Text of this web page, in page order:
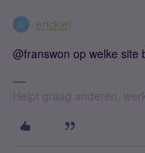
E erickiel
@franswon op welke site
Helpt graag anderen,